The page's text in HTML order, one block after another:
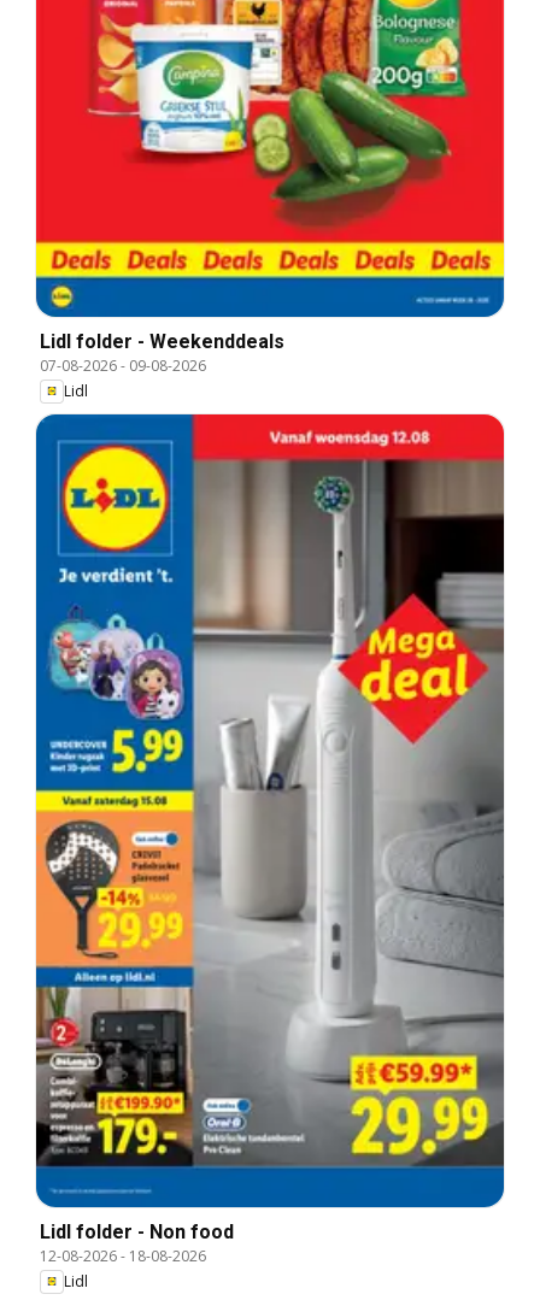
Lidl folder - Weekenddeals
07-08-2026- 09-08-2026
Lidl
Lidl folder - Non food
12-08-2026- 18-08-2026
Lidl